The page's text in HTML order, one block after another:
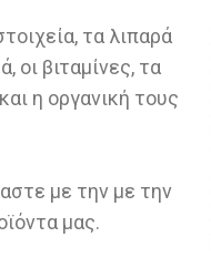
τα λιπαρά
οι βιταμίνες, τα
η οργανική τους
με την με την
μας.